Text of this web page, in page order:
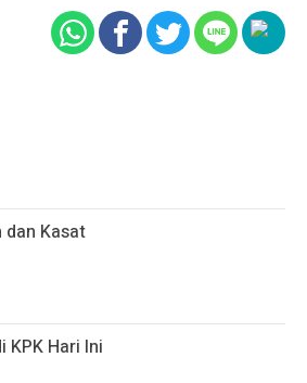
dan Kasat
KPK Hari Ini